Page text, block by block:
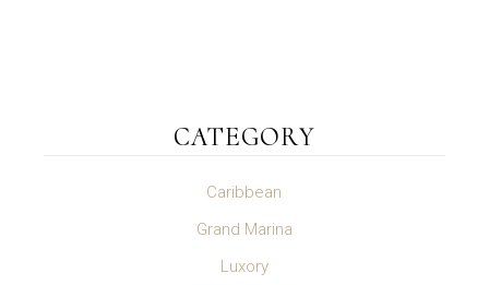
CATEGORY
Caribbean
Grand Marina
Luxory